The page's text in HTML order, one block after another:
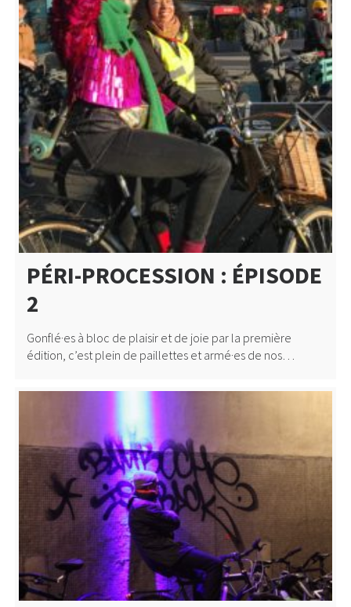
PÉRI-PROCESSION : ÉPISODE
2
Gonflé·es à bloc de plaisir et de joie par la première
édition, c’est plein de paillettes et armé·es de nos…